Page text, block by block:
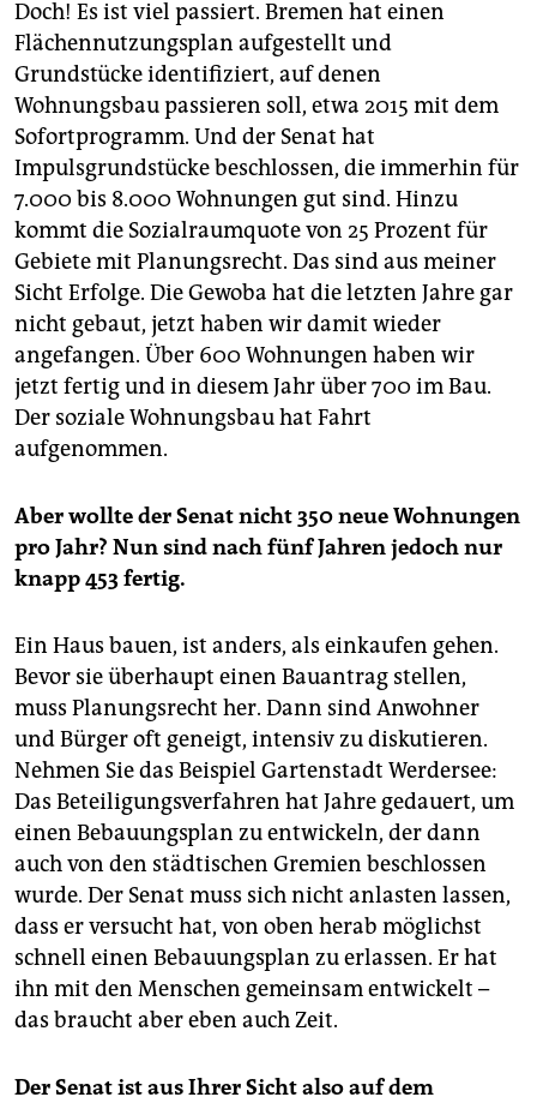
Doch! Es ist viel passiert. Bremen hat einen
Flächennutzungsplan aufgestellt und
Grundstücke identifiziert, auf denen
Wohnungsbau passieren soll, etwa 2015 mit dem
Sofortprogramm. Und der Senat hat
Impulsgrundstücke beschlossen, die immerhin für
7.000 bis 8.000 Wohnungen gut sind. Hinzu
kommt die Sozialraumquote von 25 Prozent für
Gebiete mit Planungsrecht. Das sind aus meiner
Sicht Erfolge. Die Gewoba hat die letzten Jahre gar
nicht gebaut, jetzt haben wir damit wieder
angefangen. Über 600 Wohnungen haben wir
jetzt fertig und in diesem Jahr über 700 im Bau.
Der soziale Wohnungsbau hat Fahrt
aufgenommen.
Aber wollte der Senat nicht 350 neue Wohnungen
pro Jahr? Nun sind nach fünf Jahren jedoch nur
knapp 453 fertig.
Ein Haus bauen, ist anders, als einkaufen gehen.
Bevor sie überhaupt einen Bauantrag stellen,
muss Planungsrecht her. Dann sind Anwohner
und Bürger oft geneigt, intensiv zu diskutieren.
Nehmen Sie das Beispiel Gartenstadt Werdersee:
Das Beteiligungsverfahren hat Jahre gedauert, um
einen Bebauungsplan zu entwickeln, der dann
auch von den städtischen Gremien beschlossen
wurde. Der Senat muss sich nicht anlasten lassen,
dass er versucht hat, von oben herab möglichst
schnell einen Bebauungsplan zu erlassen. Er hat
ihn mit den Menschen gemeinsam entwickelt –
das braucht aber eben auch Zeit.
Der Senat ist aus Ihrer Sicht also auf dem